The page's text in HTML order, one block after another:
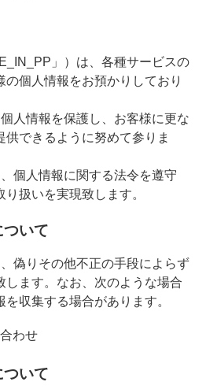
」）は、各種サービスの
の個人情報をお預かりしており
人情報を保護し、お客様に更な
供できるように努めて参りま
個人情報に関する法令を遵守
扱いを実現致します。
いて
偽りその他不正の手段によらず
します。なお、次のような場合
収集する場合があります。
わせ
いて